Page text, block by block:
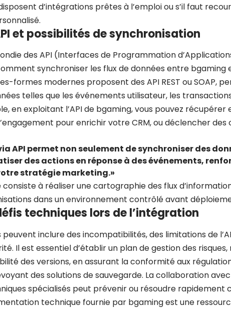
d’intégrations prêtes à l’emploi ou s’il faut
et possibilités de synchronisation
des API (Interfaces de Programmation
synchroniser les flux de données entre bgaming
formes modernes proposent des API REST ou SOAP,
telles que les événements utilisateur, les
en exploitant l’API de bgaming, vous pouvez récupérer
pour enrichir votre CRM, ou déclencher des
API permet non seulement de synchroniser des
des actions en réponse à des événements,
stratégie marketing.»
à réaliser une cartographie des flux
dans un environnement contrôlé avant
techniques lors de l’intégration
peuvent inclure des incompatibilités, des limitations de
Il est essentiel d’établir un plan de gestion des
des versions, en assurant la conformité aux
des solutions de sauvegarde. La collaboration
spécialisés peut prévenir ou résoudre rapidement
technique fournie par bgaming est une